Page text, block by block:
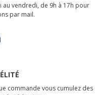
vendredi, de 9h à 17h pour
par mail.
commande vous cumulez des